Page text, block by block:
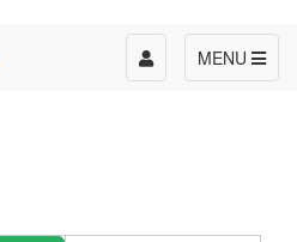
MENU
Toggle
navigation